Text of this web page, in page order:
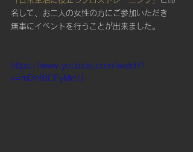
名して、お二人の女性の方にご参加いただき
無事にイベントを行うことが出来ました。
https://www.youtube.com/watch?
v=mDnt8CFyMmU